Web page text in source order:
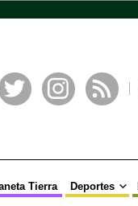
Tierra Deportes